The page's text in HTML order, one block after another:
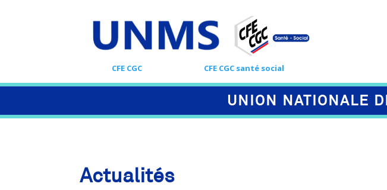
CFE CGC CFE CGC santé social
UNION NATIONALE
Actualités